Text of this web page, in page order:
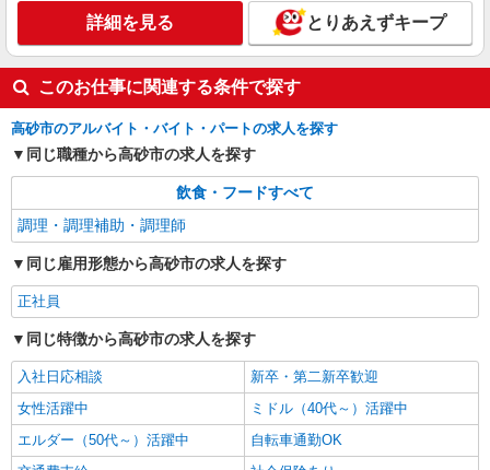
詳細を見る とりあえずキープ
このお仕事に関連する条件で探す
高砂市のアルバイト・バイト・パートの求人を探す
同じ職種から高砂市の求人を探す
飲食・フードすべて
調理・調理補助・調理師
同じ雇用形態から高砂市の求人を探す
正社員
同じ特徴から高砂市の求人を探す
入社日応相談
新卒・第二新卒歓迎
女性活躍中
ミドル（40代～）活躍中
エルダー（50代～）活躍中
自転車通勤OK